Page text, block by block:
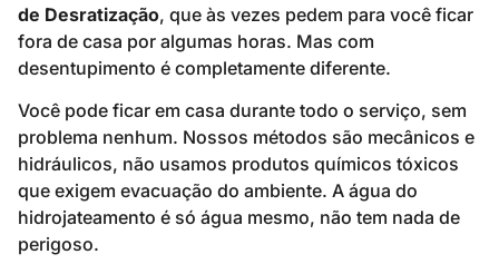
de Desratização, que às vezes pedem para você ficar
fora de casa por algumas horas. Mas com
desentupimento é completamente diferente.
Você pode ficar em casa durante todo o serviço, sem
problema nenhum. Nossos métodos são mecânicos e
hidráulicos, não usamos produtos químicos tóxicos
que exigem evacuação do ambiente. A água do
hidrojateamento é só água mesmo, não tem nada de
perigoso.